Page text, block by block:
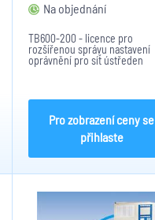
Na objednání
TB600-200 - licence pro
rozšířenou správu nastavení
oprávnění pro síť ústředen
BCnet600 - do 200 kruhových
Pro zobrazení ceny se
přihlaste